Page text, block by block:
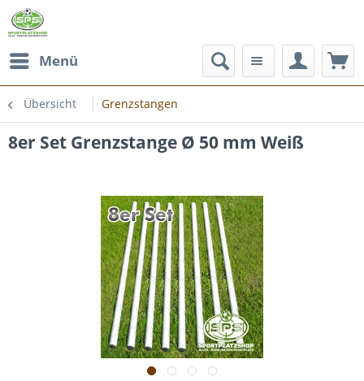
Menü
Übersicht Grenzstangen
8er Set Grenzstange Ø 50 mm Weiß